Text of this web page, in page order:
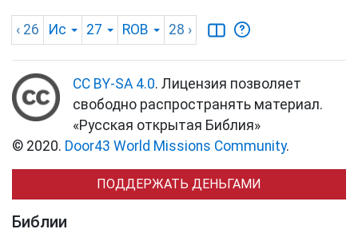
‹ 26 Ис 27 ROB 28 ›
CC BY-SA 4.0. Лицензия позволяет
свободно распространять материал.
«Русская открытая Библия»
© 2020. Door43 World Missions Community.
ПОДДЕРЖАТЬ ДЕНЬГАМИ
Библии